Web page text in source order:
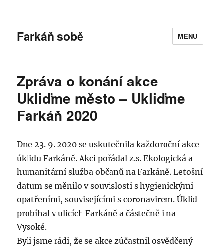
Farkáň sobě MENU
Zpráva o konání akce
Ukliďme město – Ukliďme
Farkáň 2020
Dne 23. 9. 2020 se uskutečnila každoroční akce
úklidu Farkáně. Akci pořádal z.s. Ekologická a
humanitární služba občanů na Farkáně. Letošní
datum se měnilo v souvislosti s hygienickými
opatřeními, souvisejícími s coronavirem. Úklid
probíhal v ulicích Farkáně a částečně i na
Vysoké.
Byli jsme rádi, že se akce zúčastnil osvědčený